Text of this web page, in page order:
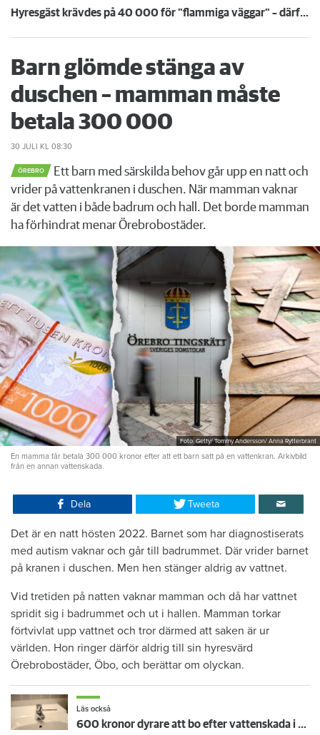
Hyresgäst krävdes på 40 000 för "flammiga väggar" – därför höll inte värdens bevis i rätten
Barn glömde stänga av
duschen – mamman måste
betala 300 000
30 JULI KL 08:30
ÖREBRO
Ett barn med särskilda behov går upp en natt och
vrider på vattenkranen i duschen. När mamman vaknar
är det vatten i både badrum och hall. Det borde mamman
ha förhindrat menar Örebrobostäder.
Foto: Getty/ Tommy Andersson/ Anna Rytterbrant
En mamma får betala 300 000 kronor efter att ett barn satt på en vattenkran. Arkivbild
från en annan vattenskada.
Dela Tweeta
Det är en natt hösten 2022. Barnet som har diagnostiserats
med autism vaknar och går till badrummet. Där vrider barnet
på kranen i duschen. Men hen stänger aldrig av vattnet.
Vid tretiden på natten vaknar mamman och då har vattnet
spridit sig i badrummet och ut i hallen. Mamman torkar
förtvivlat upp vattnet och tror därmed att saken är ur
världen. Hon ringer därför aldrig till sin hyresvärd
Örebrobostäder, Öbo, och berättar om olyckan.
Läs också
600 kronor dyrare att bo efter vattenskada i Varberg